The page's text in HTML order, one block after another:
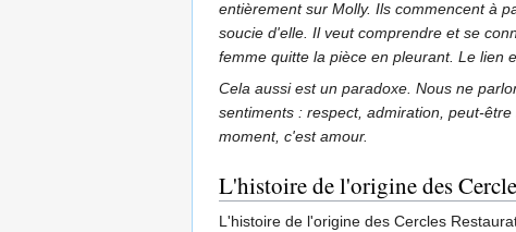
entièrement sur Molly. Ils commencent à
soucie d'elle. Il veut comprendre et se
femme quitte la pièce en pleurant. Le lien
Cela aussi est un paradoxe. Nous ne
sentiments : respect, admiration, peut-
moment, c'est amour.
L'histoire de l'origine des
L'histoire de l'origine des Cercles